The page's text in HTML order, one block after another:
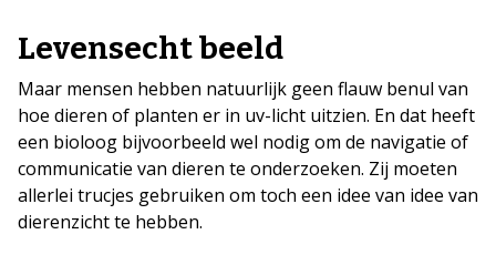
Levensecht beeld
Maar mensen hebben natuurlijk geen flauw benul van
hoe dieren of planten er in uv-licht uitzien. En dat heeft
een bioloog bijvoorbeeld wel nodig om de navigatie of
communicatie van dieren te onderzoeken. Zij moeten
allerlei trucjes gebruiken om toch een idee van idee van
dierenzicht te hebben.